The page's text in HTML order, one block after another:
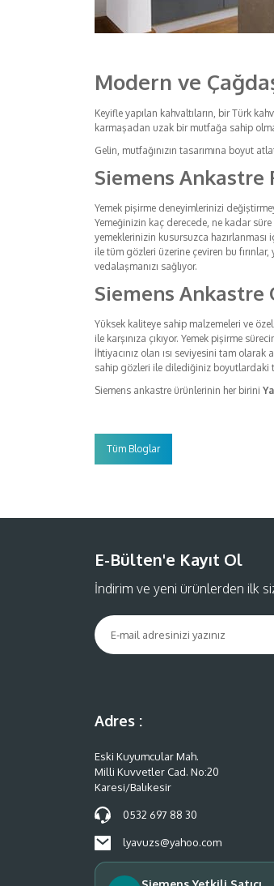
Modern ve
Keyifle yapılan kahvaltıların, bir Türk
karmaşadan uzak bir mutfağa sahip
Gelin, mutfağınızın tasarımına boyut
Siemens Ankastre
Yemek pişirme deneyimlerinizi
Yemeğinizin kaç derecede, ne kadar
yemeklerinizin kusursuzca hazırlanması
ile tüm gözleri üzerine çeviren bu
vedalaşmanızı sağlıyor.
Siemens Ankastre
Yüksek kaliteye sahip malzemeleri ve
ile karşınıza çıkıyor. Yemek pişirme
İhtiyacınız olan ısı seviyesini tam
sahip gözleri ile dilediğiniz boyutlardaki
Siemens ankastre ürünlerinin her birini
Tüm Bloglar
E-Bülten'e Kayıt Ol
İndirim ve yeni ürünlerden ilk
Adres :
Eski Kuyumcular Mah.
Milli Kuvvetler Cad. No:20
Karesi/Balıkesir
0532 697 88 30
lyavuzs@yahoo.com